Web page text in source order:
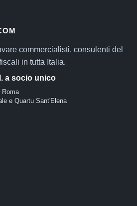
commercialisti, consulenti del
in tutta Italia.
a socio unico
Roma
e Quartu Sant'Elena